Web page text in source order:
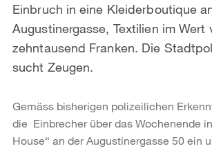
Einbruch in eine Kleiderboutique
Augustinergasse, Textilien im Wert
zehntausend Franken. Die
sucht Zeugen.
Gemäss bisherigen polizeilichen
die Einbrecher über das Wochenende
House“ an der Augustinergasse 50 ein